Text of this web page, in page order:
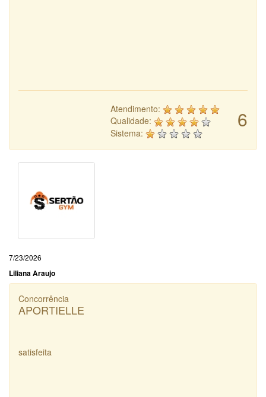
6
Atendimento:
Qualidade:
Sistema:
7/23/2026
Liliana Araujo
Concorrência
APORTIELLE
satisfeita